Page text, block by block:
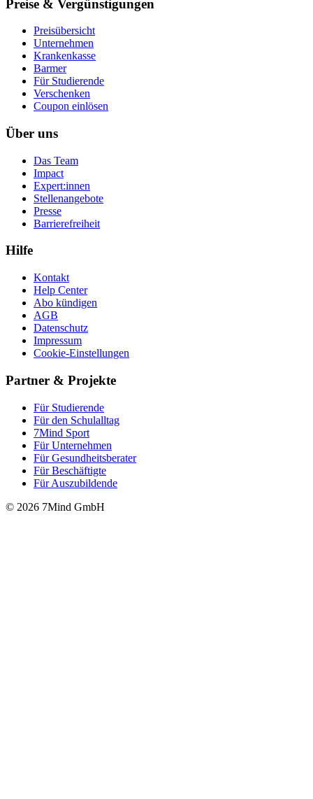
Preise & Vergünstigungen
Preisübersicht
Unternehmen
Krankenkasse
Barmer
Für Studierende
Ver­schen­ken
Coupon einlösen
Über uns
Das Team
Impact
Expert:innen
Stellenangebote
Presse
Barrierefreiheit
Hilfe
Kontakt
Help Center
Abo kündigen
AGB
Datenschutz
Impressum
Cookie-Einstellungen
Partner & Projekte
Für Stu­die­rende
Für den Schulalltag
7Mind Sport
Für Unter­neh­men
Für Gesund­heits­be­ra­ter
Für Beschäftigte
Für Auszubildende
© 2026 7Mind GmbH